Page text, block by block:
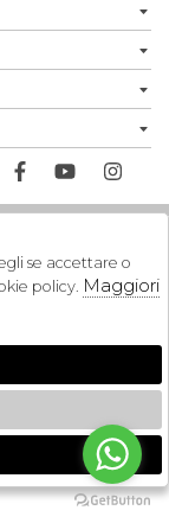
se accettare o
policy. Maggiori